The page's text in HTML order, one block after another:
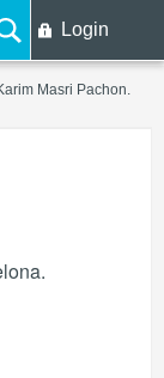
Login
Masri Pachon.